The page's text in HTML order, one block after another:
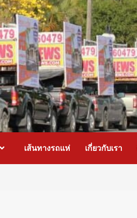
เส้นทางรถแห่ เกี่ยวกับเรา